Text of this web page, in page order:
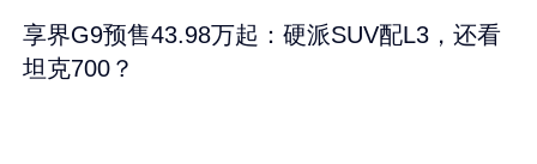
享界G9预售43.98万起：硬派SUV配L3，还看
坦克700？